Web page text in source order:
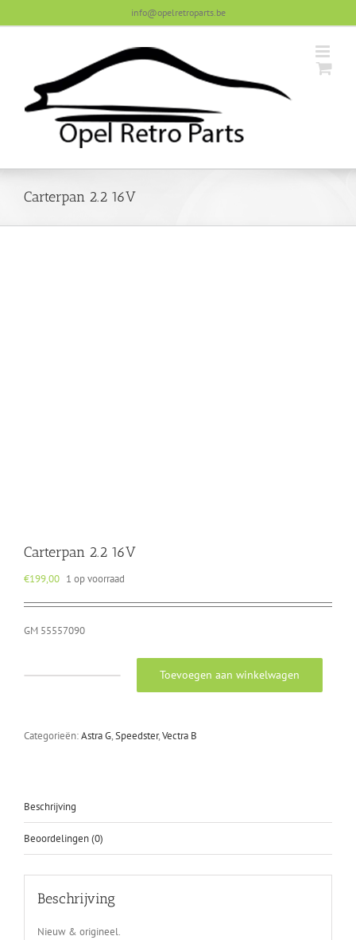
info@opelretroparts.be
Carterpan 2.2 16V
Carterpan 2.2 16V
€199,00 1 op voorraad
GM 55557090
Toevoegen aan winkelwagen
Categorieën:Astra G,Speedster,Vectra B
Beschrijving
Beoordelingen (0)
Beschrijving
Nieuw & origineel.